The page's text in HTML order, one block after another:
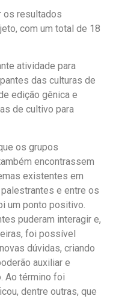
os resultados
com um total de 18
atividade para
das culturas de
edição gênica e
de cultivo para
os grupos
encontrassem
existentes em
e entre os
um ponto positivo.
puderam interagir e,
foi possível
dúvidas, criando
auxiliar e
Ao término foi
dentre outras, que